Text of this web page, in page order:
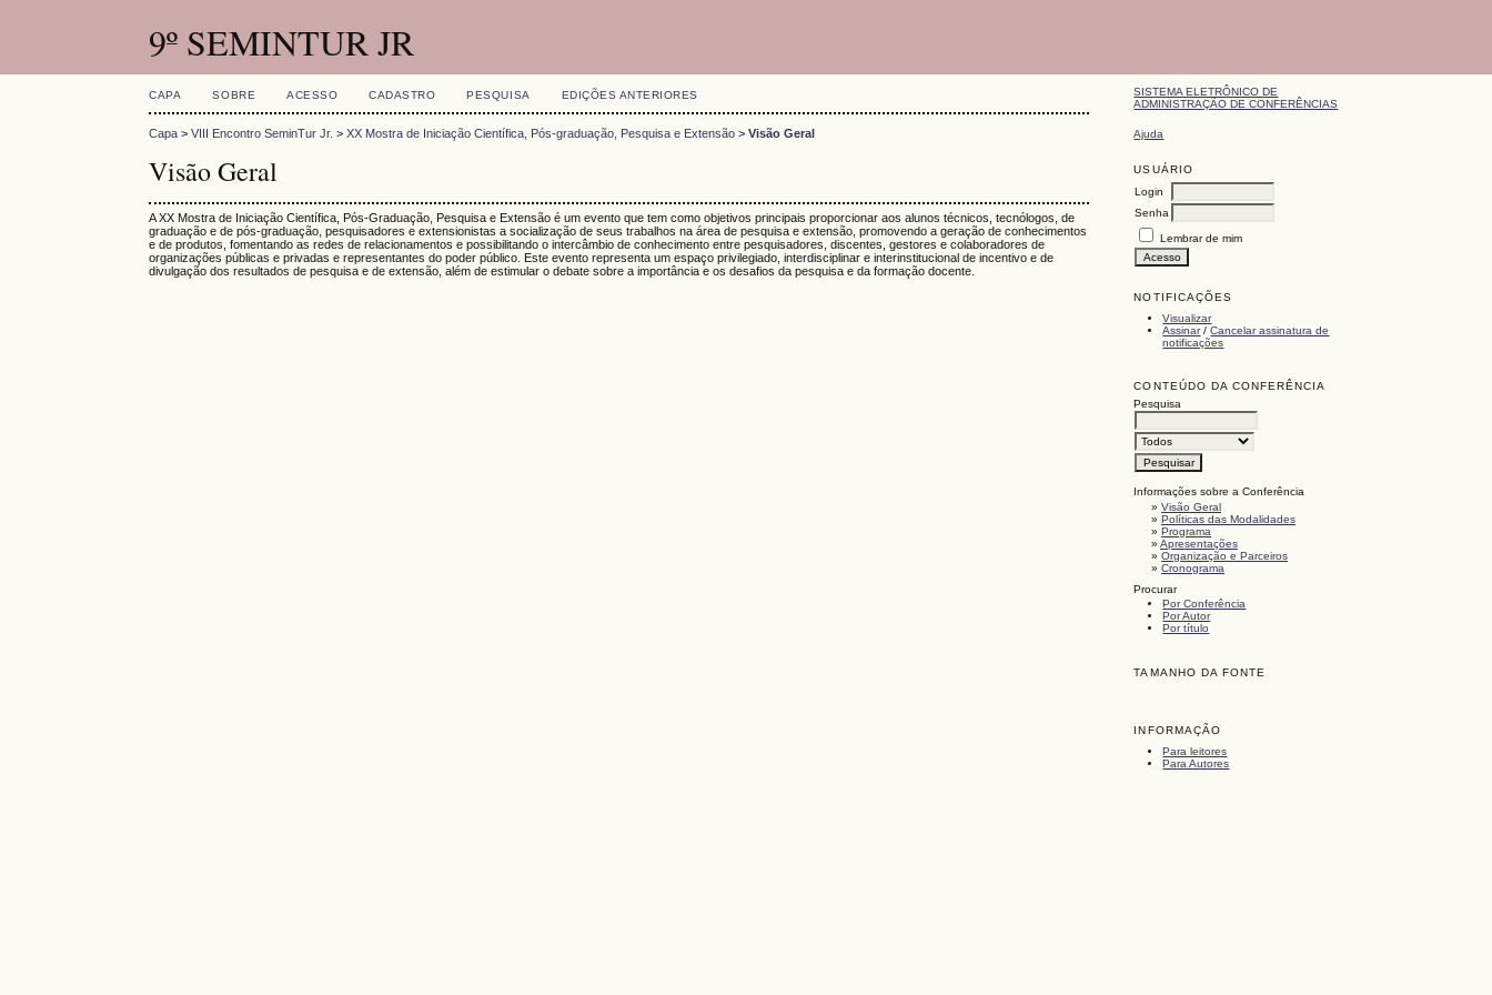
9º SEMINTUR JR
SISTEMA ELETRÔNICO DE
ADMINISTRAÇÃO DE CONFERÊNCIAS
Ajuda
USUÁRIO
Login
Senha
Lembrar de mim
NOTIFICAÇÕES
Visualizar
Assinar/Cancelar assinatura de
notificações
CONTEÚDO DA CONFERÊNCIA
Pesquisa
Informações sobre a Conferência
»Visão Geral
»Políticas das Modalidades
»Programa
»Apresentações
»Organização e Parceiros
»Cronograma
Procurar
Por Conferência
Por Autor
Por título
TAMANHO DA FONTE
INFORMAÇÃO
Para leitores
Para Autores
CAPA SOBRE ACESSO CADASTRO PESQUISA EDIÇÕES ANTERIORES
Capa >VIII Encontro SeminTur Jr. >XX Mostra de Iniciação Científica, Pós-graduação, Pesquisa e Extensão >Visão Geral
Visão Geral
A XX Mostra de Iniciação Científica, Pós-Graduação, Pesquisa e Extensão é um evento que tem como objetivos principais proporcionar aos alunos técnicos, tecnólogos, de
graduação e de pós-graduação, pesquisadores e extensionistas a socialização de seus trabalhos na área de pesquisa e extensão, promovendo a geração de conhecimentos
e de produtos, fomentando as redes de relacionamentos e possibilitando o intercâmbio de conhecimento entre pesquisadores, discentes, gestores e colaboradores de
organizações públicas e privadas e representantes do poder público. Este evento representa um espaço privilegiado, interdisciplinar e interinstitucional de incentivo e de
divulgação dos resultados de pesquisa e de extensão, além de estimular o debate sobre a importância e os desafios da pesquisa e da formação docente.